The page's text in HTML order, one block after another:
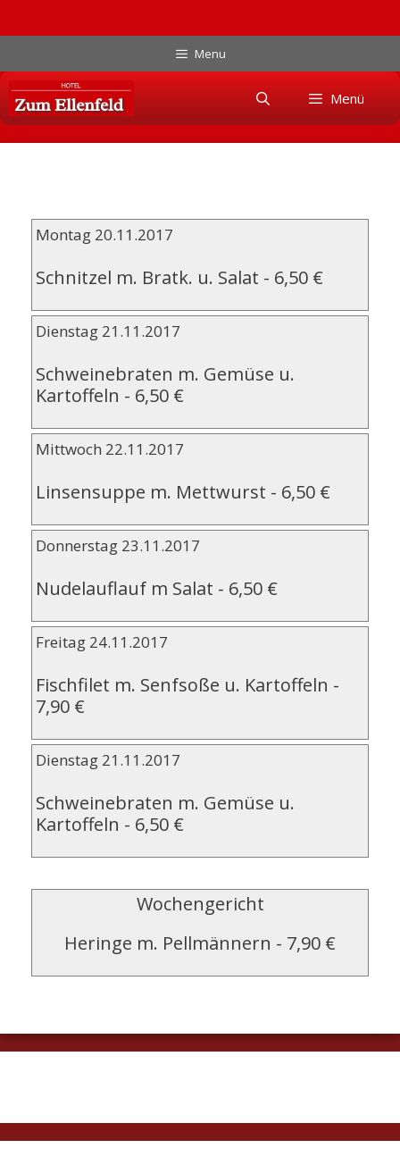
Inhalt
springen
Menu
Skip
content
Menü
Montag 20.11.2017
Schnitzel m. Bratk. u. Salat - 6,50 €
Dienstag 21.11.2017
Schweinebraten m. Gemüse u.
Kartoffeln - 6,50 €
Mittwoch 22.11.2017
Linsensuppe m. Mettwurst - 6,50 €
Donnerstag 23.11.2017
Nudelauflauf m Salat - 6,50 €
Freitag 24.11.2017
Fischfilet m. Senfsoße u. Kartoffeln -
7,90 €
Dienstag 21.11.2017
Schweinebraten m. Gemüse u.
Kartoffeln - 6,50 €
Wochengericht
Heringe m. Pellmännern - 7,90 €